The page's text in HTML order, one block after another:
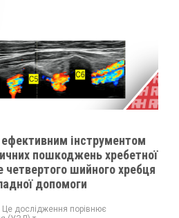
інструментом
пошкоджень хребетної
четвертого шийного хребця
допомоги
Це дослідження порівнює